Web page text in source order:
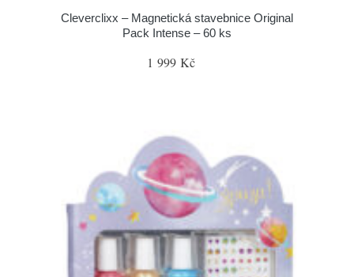
Cleverclixx – Magnetická stavebnice Original
Pack Intense – 60 ks
1 999 Kč